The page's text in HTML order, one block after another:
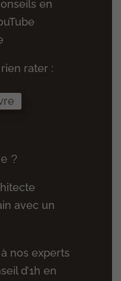
en
rater :
?
avec un
nos experts
d’1h en